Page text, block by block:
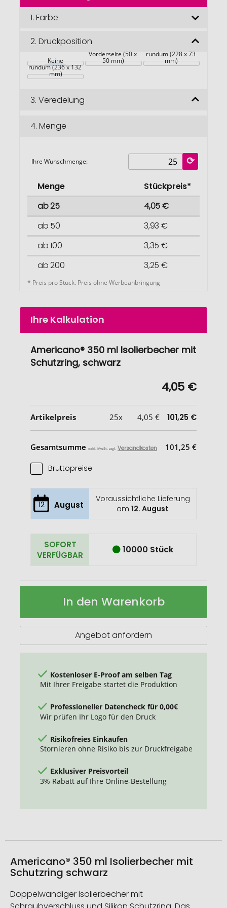
Bildgalerie
1. Farbe
2. Druckposition
Keine
Vorderseite (50 x
50 mm)
rundum (228 x 73
mm)
rundum (236 x 132
mm)
3. Veredelung
4. Menge
Ihre Wunschmenge:
Menge
Stückpreis*
ab 25
4,05 €
ab 50
3,93 €
ab 100
3,35 €
ab 200
3,25 €
* Preis pro Stück. Preis ohne Werbeanbringung
Ihre Kalkulation
Americano® 350 ml Isolierbecher mit
Schutzring, schwarz
4,05 €
Artikelpreis 25x 4,05 € 101,25 €
Gesamtsumme exkl. MwSt. zzgl. Versandkosten 101,25 €
Bruttopreise
12 August
Voraussichtliche Lieferung
am12. August
SOFORT
VERFÜGBAR
10000 Stück
Americano®
Isolierbecher
Auf
In den Warenkorb
Angebot anfordern
Kostenloser E-Proof am selben Tag
Mit Ihrer Freigabe startet die Produktion
Professioneller Datencheck für 0,00€
Wir prüfen Ihr Logo für den Druck
Risikofreies Einkaufen
Stornieren ohne Risiko bis zur Druckfreigabe
Exklusiver Preisvorteil
3% Rabatt auf Ihre Online-Bestellung
Americano® 350 ml Isolierbecher mit
Schutzring schwarz
Doppelwandiger Isolierbecher mit